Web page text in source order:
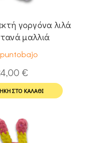
γοργόνα λιλά
μαλλιά
puntobajo
€
ΣΤΟ ΚΑΛΆΘΙ